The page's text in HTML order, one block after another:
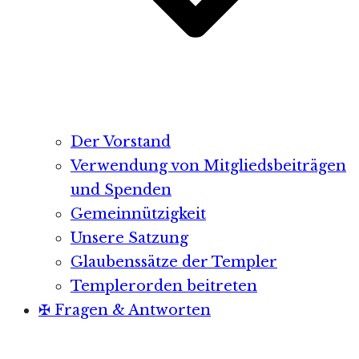
Der Vorstand
Verwendung von Mitgliedsbeiträgen
und Spenden
Gemeinnützigkeit
Unsere Satzung
Glaubenssätze der Templer
Templerorden beitreten
✠ Fragen & Antworten